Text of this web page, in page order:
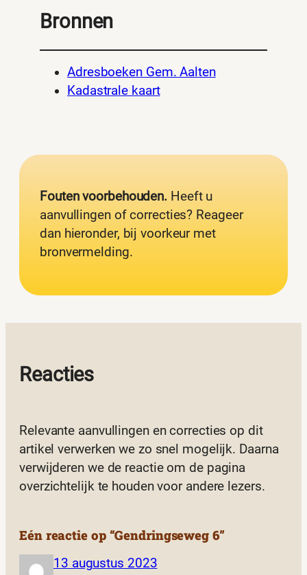
Bronnen
Adresboeken Gem. Aalten
Kadastrale kaart
Fouten voorbehouden. Heeft u
aanvullingen of correcties? Reageer
dan hieronder, bij voorkeur met
bronvermelding.
Reacties
Relevante aanvullingen en correcties op dit
artikel verwerken we zo snel mogelijk. Daarna
verwijderen we de reactie om de pagina
overzichtelijk te houden voor andere lezers.
Eén reactie op “Gendringseweg 6”
13 augustus 2023